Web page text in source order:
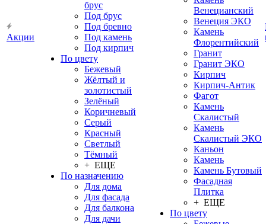
Акции
брус
Под брус
Под бревно
Под камень
Под кирпич
По цвету
Бежевый
Жёлтый и
золотистый
Зелёный
Коричневый
Серый
Красный
Светлый
Тёмный
+ ЕЩЕ
По назначению
Для дома
Для фасада
Для балкона
Для дачи
Венецианский
Венеция ЭКО
Камень
Флорентийский
Гранит
Гранит ЭКО
Кирпич
Кирпич-Антик
Фагот
Камень
Скалистый
Камень
Скалистый ЭКО
Каньон
Камень
Камень Бутовый
Фасадная
Плитка
+ ЕЩЕ
По цвету